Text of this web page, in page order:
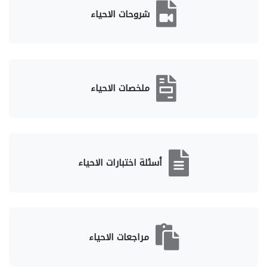
شروحات الاحياء
ملخصات الاحياء
أسئلة اختبارات الاحياء
مراجعات الاحياء